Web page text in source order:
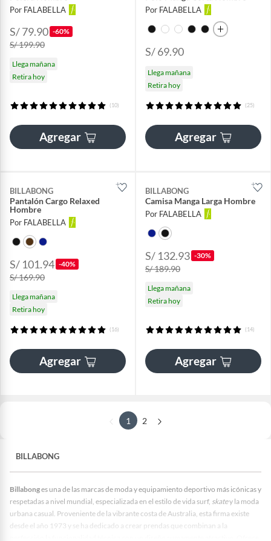
Por FALABELLA
S/ 79.90 -60%
S/ 199.90
Llega mañana
Retira hoy
(10)
Agregar
Por FALABELLA
S/ 69.90
Llega mañana
Retira hoy
(25)
Agregar
BILLABONG
Pantalón Cargo Relaxed
Hombre
Por FALABELLA
S/ 101.94 -40%
S/ 169.90
Llega mañana
Retira hoy
(16)
Agregar
BILLABONG
Camisa Manga Larga Hombre
Por FALABELLA
S/ 132.93 -30%
S/ 189.90
Llega mañana
Retira hoy
(14)
Agregar
1 2
BILLABONG
Billabonges una de las marcas de moda y equipamiento deportivo más icónicas y
respetadas a nivel mundial, especializada en el estilo de vida surf, skatey la moda
urbana casual. Proveniente de la vibrante costa de Australia, esta firma existe
desde el año 1973 y se ha dedicado a crear prendas que combinan a la